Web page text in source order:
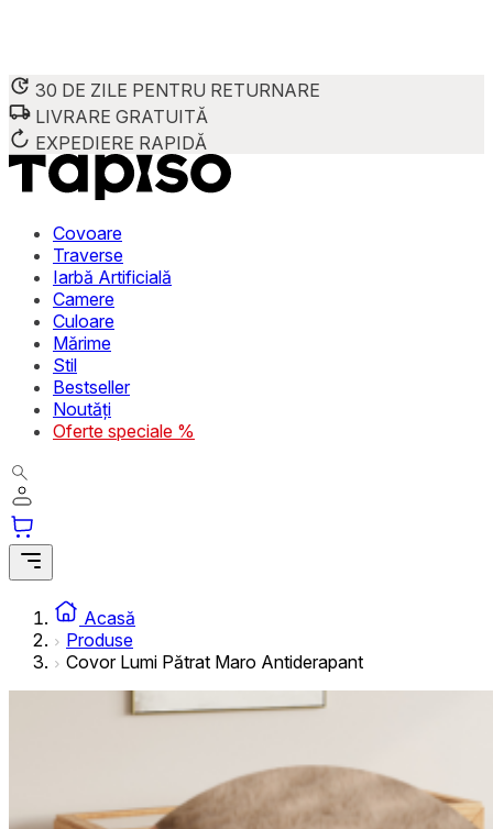
30 DE ZILE PENTRU RETURNARE
LIVRARE GRATUITĂ
EXPEDIERE RAPIDĂ
Covoare
Traverse
Iarbă Artificială
Camere
Culoare
Mărime
Stil
Bestseller
Noutăți
Oferte speciale %
Acasă
Produse
Covor Lumi Pătrat Maro Antiderapant
Folosim cookie-uri pentru a personaliza conținutul și
Împărtășim informații despre modul în care utilizezi
combina aceste informații cu alte date primite de la tine
stochează date care permit identificarea persoanei.
preferată sau regiunea în care se află utilizatorul.
Statistică
interesante pentru utilizatori și, astfel, mai valoroase
Cookie-urile neclasificate
Cookie-urile neclasificate sunt cookie-uri aflate în